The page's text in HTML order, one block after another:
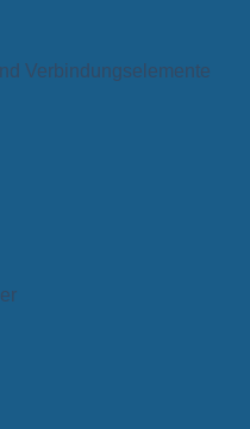
Verbindungselemente